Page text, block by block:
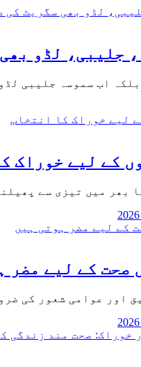
جلیبی، لڈو
اب سموسہ جلیبی
کے لیے خوراک
بھر میں تیزی سے
صحت کے لیے مضر
اور عوامی شعور کی